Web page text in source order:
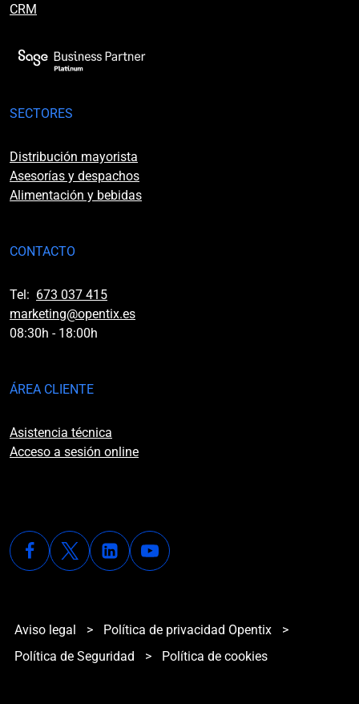
CRM
SECTORES
Distribución mayorista
Asesorías y despachos
Alimentación y bebidas
CONTACTO
Tel: 673 037 415
marketing@opentix.es
08:30h - 18:00h
ÁREA CLIENTE
Asistencia técnica
Acceso a sesión online
Aviso legal > Política de privacidad Opentix
>
Política de Seguridad
> Política de cookies